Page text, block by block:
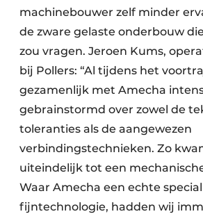
machinebouwer zelf minder
de zware gelaste onderbouw
zou vragen. Jeroen Kums,
bij Pollers: “Al tijdens het
gezamenlijk met Amecha
gebrainstormd over zowel de
toleranties als de aangewezen
verbindingstechnieken. Zo
uiteindelijk tot een
Waar Amecha een echte
fijntechnologie, hadden wij